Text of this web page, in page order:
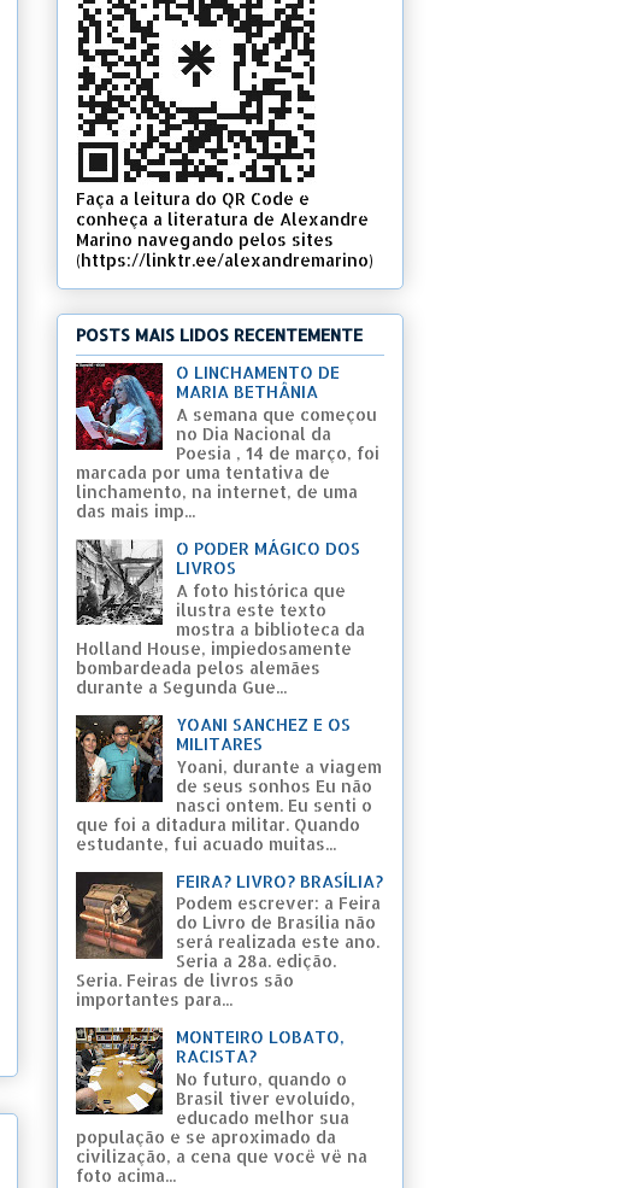
Faça a leitura do QR Code e
conheça a literatura de Alexandre
Marino navegando pelos sites
(https://linktr.ee/alexandremarino)
POSTS MAIS LIDOS RECENTEMENTE
O LINCHAMENTO DE
MARIA BETHÂNIA
A semana que começou
no Dia Nacional da
Poesia , 14 de março, foi
marcada por uma tentativa de
linchamento, na internet, de uma
das mais imp...
O PODER MÁGICO DOS
LIVROS
A foto histórica que
ilustra este texto
mostra a biblioteca da
Holland House, impiedosamente
bombardeada pelos alemães
durante a Segunda Gue...
YOANI SANCHEZ E OS
MILITARES
Yoani, durante a viagem
de seus sonhos Eu não
nasci ontem. Eu senti o
que foi a ditadura militar. Quando
estudante, fui acuado muitas...
FEIRA? LIVRO? BRASÍLIA?
Podem escrever: a Feira
do Livro de Brasília não
será realizada este ano.
Seria a 28a. edição.
Seria. Feiras de livros são
importantes para...
MONTEIRO LOBATO,
RACISTA?
No futuro, quando o
Brasil tiver evoluído,
educado melhor sua
população e se aproximado da
civilização, a cena que você vê na
foto acima...